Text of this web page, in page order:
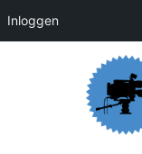
Inloggen